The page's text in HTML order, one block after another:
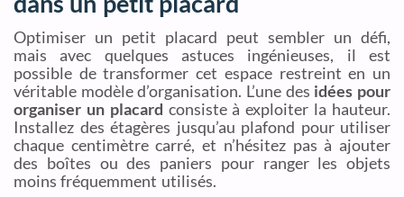
Optimiser un petit placard peut sembler un défi,
mais avec quelques astuces ingénieuses, il est
possible de transformer cet espace restreint en un
véritable modèle d’organisation. L’une des idées pour
organiser un placard consiste à exploiter la hauteur.
Installez des étagères jusqu’au plafond pour utiliser
chaque centimètre carré, et n’hésitez pas à ajouter
des boîtes ou des paniers pour ranger les objets
moins fréquemment utilisés.